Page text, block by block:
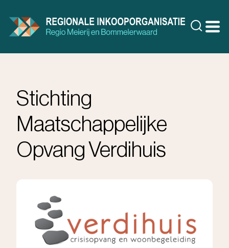
naar
inhoud
Stichting
Maatschappelijke
Opvang Verdihuis